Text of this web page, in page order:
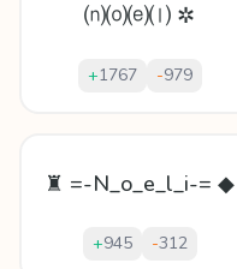
⒩⒪⒠⒧ ✲
+1767 -979
♜ =-N_o_e_l_i-= ◆
+945 -312